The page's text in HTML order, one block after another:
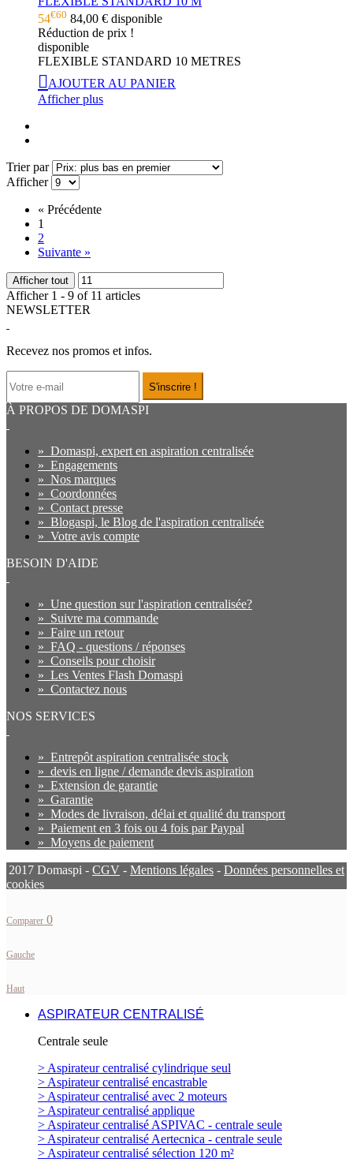
54€60 84,00 € disponible
Réduction de prix !
disponible
FLEXIBLE STANDARD 10 METRES
AJOUTER AU PANIER
Afficher plus
Trier par
Afficher
« Précédente
1
2
Suivante »
Afficher tout
Afficher 1 - 9 of 11 articles
NEWSLETTER
Recevez nos promos et infos.
S'inscrire !
À PROPOS DE DOMASPI
» Domaspi, expert en aspiration centralisée
» Engagements
» Nos marques
» Coordonnées
» Contact presse
» Blogaspi, le Blog de l'aspiration centralisée
» Votre avis compte
BESOIN D'AIDE
» Une question sur l'aspiration centralisée?
» Suivre ma commande
» Faire un retour
» FAQ - questions / réponses
» Conseils pour choisir
» Les Ventes Flash Domaspi
» Contactez nous
NOS SERVICES
» Entrepôt aspiration centralisée stock
» devis en ligne / demande devis aspiration
» Extension de garantie
» Garantie
» Modes de livraison, délai et qualité du transport
» Paiement en 3 fois ou 4 fois par Paypal
» Moyens de paiement
2017 Domaspi - CGV - Mentions légales - Données personnelles et
cookies
Comparer 0
Gauche
Haut
ASPIRATEUR CENTRALISÉ
Centrale seule
> Aspirateur centralisé cylindrique seul
> Aspirateur centralisé encastrable
> Aspirateur centralisé avec 2 moteurs
> Aspirateur centralisé applique
> Aspirateur centralisé ASPIVAC - centrale seule
> Aspirateur centralisé Aertecnica - centrale seule
> Aspirateur centralisé sélection 120 m²